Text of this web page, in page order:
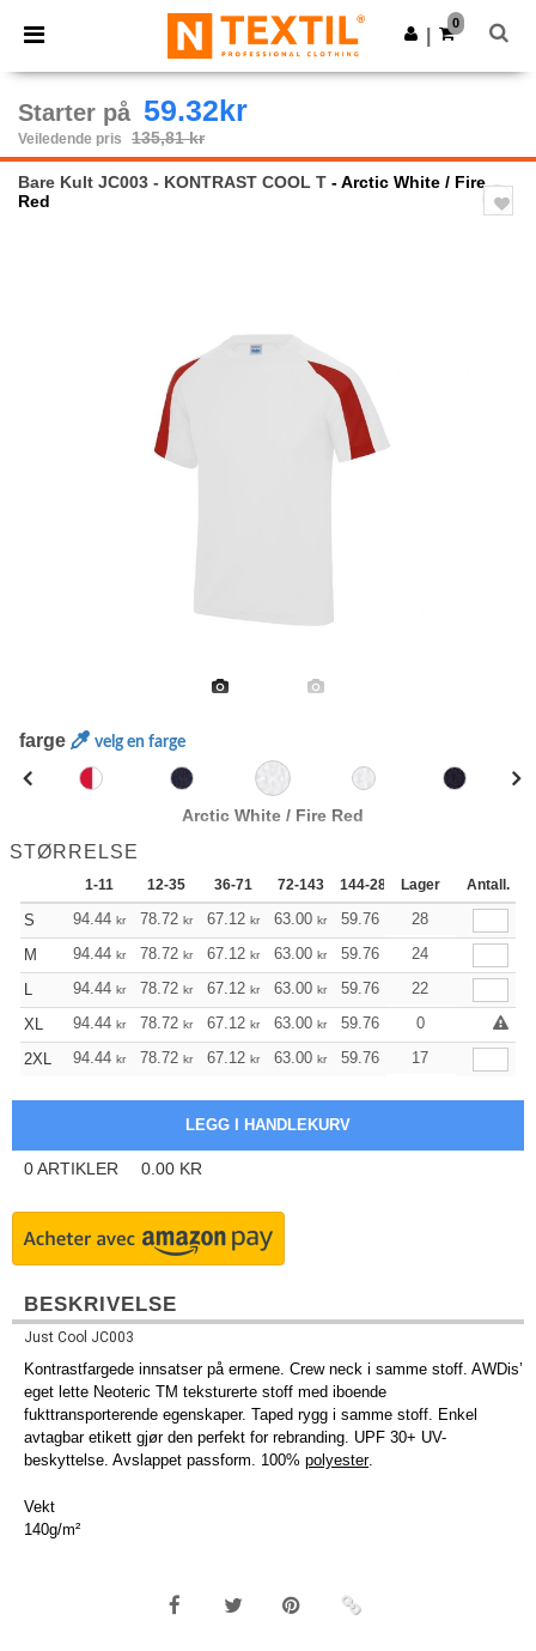
× Ntextil-app
Bedre priser i appen!
Last ned app
0
Starter på 59.32kr
Veiledende pris 135,81 kr
Bare Kult JC003 - KONTRAST COOL T - Arctic White / Fire
Red
farge velg en farge
Arctic White / Fire Red
STØRRELSE
1-11 12-35 36-71 72-143 144-287 288 + Mer
Lager Antall.
S 94.44 kr 78.72 kr 67.12 kr 63.00 kr 59.76 59.32
28
M
94.44 kr 78.72 kr 67.12 kr 63.00 kr 59.76 59.32
24
L
94.44 kr 78.72 kr 67.12 kr 63.00 kr 59.76 59.32
22
XL
94.44 kr 78.72 kr 67.12 kr 63.00 kr 59.76 59.32 +
0
2XL
94.44 kr 78.72 kr 67.12 kr 63.00 kr 59.76 59.32
17
0ARTIKLER 0.00 KR
BESKRIVELSE
Just Cool JC003
Kontrastfargede innsatser på ermene. Crew neck i samme stoff. AWDis’
eget lette Neoteric TM teksturerte stoff med iboende
fukttransporterende egenskaper. Taped rygg i samme stoff. Enkel
avtagbar etikett gjør den perfekt for rebranding. UPF 30+ UV-
beskyttelse. Avslappet passform. 100% polyester.
Vekt
140g/m²